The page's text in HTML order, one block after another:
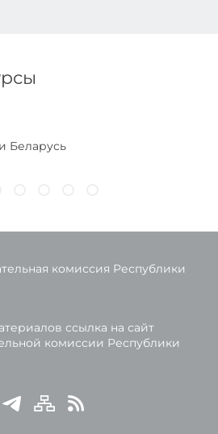
Беларусь
комиссия Республики
ссылка на сайт
комиссии Республики